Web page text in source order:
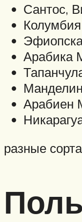
Сантос,
Колумбия
Арабика
Арабиен
разные